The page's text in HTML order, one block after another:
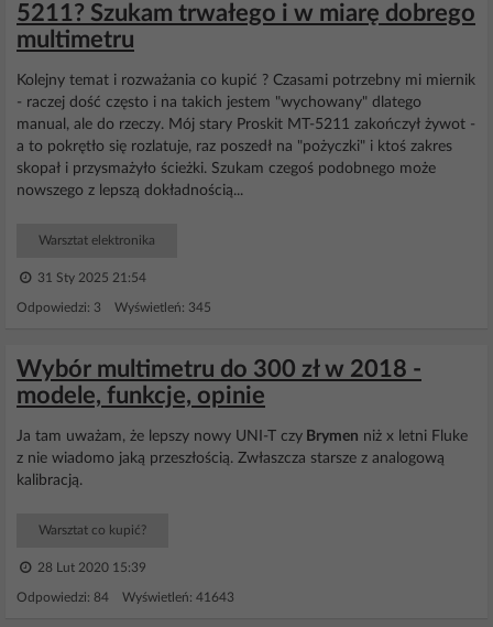
5211? Szukam trwałego i w miarę dobrego
multimetru
Kolejny temat i rozważania co kupić ? Czasami potrzebny mi miernik
- raczej dość często i na takich jestem "wychowany" dlatego
manual, ale do rzeczy. Mój stary Proskit MT-5211 zakończył żywot -
a to pokrętło się rozlatuje, raz poszedł na "pożyczki" i ktoś zakres
skopał i przysmażyło ścieżki. Szukam czegoś podobnego może
nowszego z lepszą dokładnością...
Warsztat elektronika
31 Sty 2025 21:54
Odpowiedzi: 3 Wyświetleń: 345
Wybór multimetru do 300 zł w 2018 -
modele, funkcje, opinie
Ja tam uważam, że lepszy nowy UNI-T czy Brymen niż x letni Fluke
z nie wiadomo jaką przeszłością. Zwłaszcza starsze z analogową
kalibracją.
Warsztat co kupić?
28 Lut 2020 15:39
Odpowiedzi: 84 Wyświetleń: 41643